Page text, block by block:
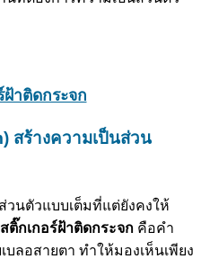
ฝ้าติดกระจก
สร้างความเป็นส่วน
นตัวแบบเต็มที่แต่ยังคงให้
ติ๊กเกอร์ฝ้าติดกระจก คือคำ
ลอสายตา ทำให้มองเห็นเพียง